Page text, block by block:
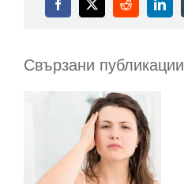
Facebook
X Reddit
Свързани публикации